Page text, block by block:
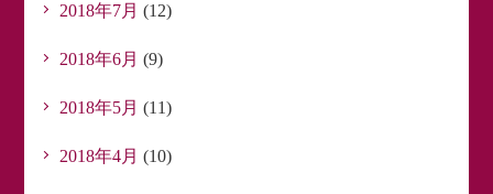
2018年7月 (12)
2018年6月 (9)
2018年5月 (11)
2018年4月 (10)